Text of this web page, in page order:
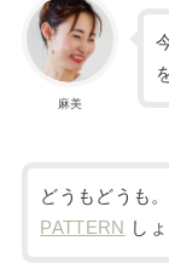
麻美
どうもどうも。
PATTERN
し